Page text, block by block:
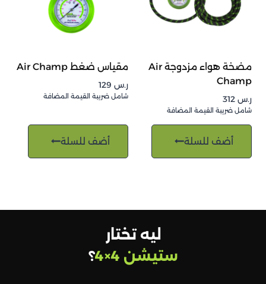
مضخة هواء مزدوجة Air
Champ
ر.س
شامل ضريبة القيمة المضافة
أضف للسلة
مقياس ضغط Air Champ
ر.س
شامل ضريبة القيمة المضافة
أضف للسلة
ليه تختار
ستيشن 4×4
؟